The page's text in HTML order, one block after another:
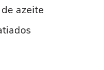
azeite